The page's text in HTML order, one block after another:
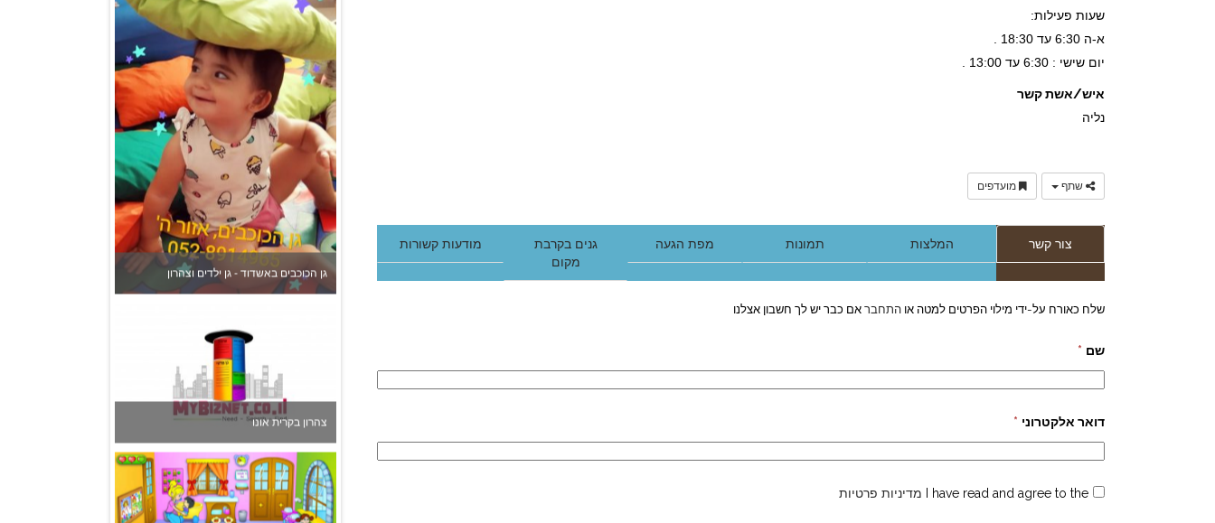
שעות פעילות:
א-ה 6:30 עד 18:30 .
יום שישי : 6:30 עד 13:00 .
איש/אשת קשר
נליה
שתף מועדפים
צור קשר המלצות תמונות מפת הגעה
גנים בקרבת
מקום
מודעות קשורות
שלח כאורח על-ידי מילוי הפרטים למטה או התחבראם כבר יש לך חשבון אצלנו
שם *
דואר אלקטרוני *
I have read and agree to the מדיניות פרטיות
גן הכוכבים באשדוד - גן ילדים וצהרון